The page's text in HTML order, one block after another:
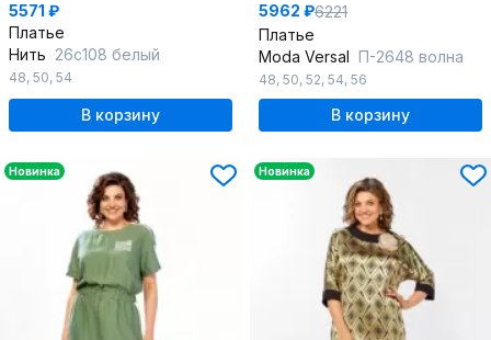
5571 ₽
Платье
Нить 26с108 белый
48, 50, 54
В корзину
5962 ₽6221
Платье
Moda Versal П-2648 волна
48, 50, 52, 54, 56
В корзину
Новинка Новинка